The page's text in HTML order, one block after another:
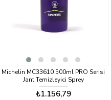
Michelin MC33610 500ml PRO Serisi
Jant Temizleyici Sprey
₺1.156,79